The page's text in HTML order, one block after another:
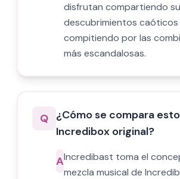
disfrutan compartiendo
descubrimientos
compitiendo por las
más escandalosas.
Q ¿Cómo se compara
Incredibox original?
AIncredibast toma el
mezcla musical de